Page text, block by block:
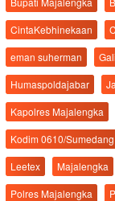
CintaKebhinekaan
eman suherman
Humaspoldajabar
Kapolres Majalengka
Kodim 0610/Sumedang
Leetex
Majalengka
Polres Majalengka